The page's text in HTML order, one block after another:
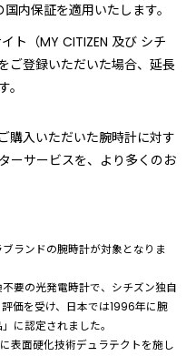
内保証を適用いたします。
ト（MY CITIZEN 及び シチ
ご登録いただいた場合、延長
購入いただいた腕時計に対す
ーサービスを、より多くのお
ランドの腕時計が対象となりま
要の光発電時計で、シチズン独自
価を受け、日本では1996年に腕
に認定されました。
表面硬化技術デュラテクトを施し